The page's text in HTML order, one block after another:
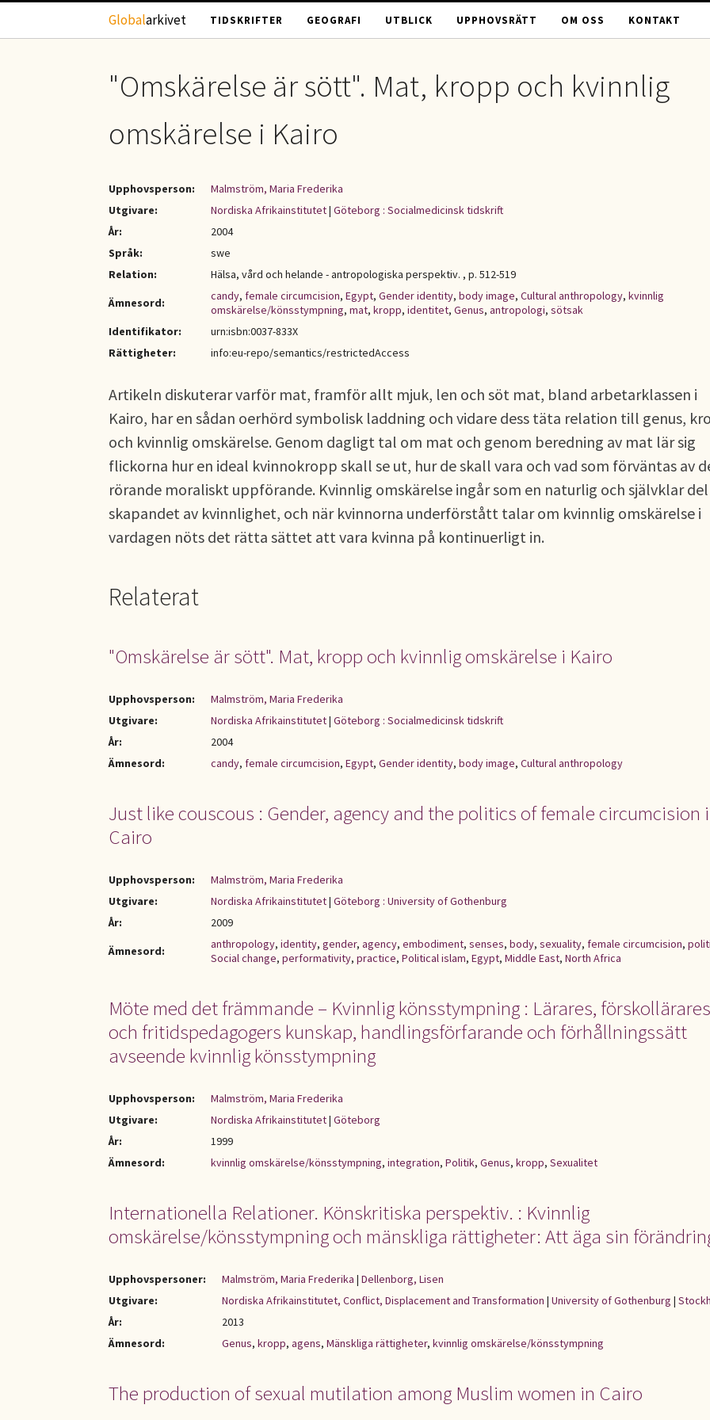
Hoppa till huvudinnehåll
Globalarkivet TIDSKRIFTER GEOGRAFI UTBLICK UPPHOVSRÄTT OM OSS KONTAKT
"Omskärelse är sött". Mat, kropp och kvinnlig
omskärelse i Kairo
Upphovsperson:
Malmström, Maria Frederika
Utgivare:
Nordiska Afrikainstitutet| Göteborg : Socialmedicinsk tidskrift
År:
2004
Språk:
swe
Relation:
Hälsa, vård och helande - antropologiska perspektiv. , p. 512-519
Ämnesord:
candy, female circumcision, Egypt, Gender identity, body image, Cultural anthropology, kvinnlig
omskärelse/könsstympning, mat, kropp, identitet, Genus, antropologi, sötsak
Identifikator:
urn:isbn:0037-833X
Rättigheter:
info:eu-repo/semantics/restrictedAccess
Artikeln diskuterar varför mat, framför allt mjuk, len och söt mat, bland arbetarklassen i
Kairo, har en sådan oerhörd symbolisk laddning och vidare dess täta relation till genus,
och kvinnlig omskärelse. Genom dagligt tal om mat och genom beredning av mat lär sig
flickorna hur en ideal kvinnokropp skall se ut, hur de skall vara och vad som förväntas av
rörande moraliskt uppförande. Kvinnlig omskärelse ingår som en naturlig och självklar del
skapandet av kvinnlighet, och när kvinnorna underförstått talar om kvinnlig omskärelse i
vardagen nöts det rätta sättet att vara kvinna på kontinuerligt in.
Relaterat
"Omskärelse är sött". Mat, kropp och kvinnlig omskärelse i Kairo
Upphovsperson:
Malmström, Maria Frederika
Utgivare:
Nordiska Afrikainstitutet| Göteborg : Socialmedicinsk tidskrift
År:
2004
Ämnesord:
candy, female circumcision, Egypt, Gender identity, body image, Cultural anthropology
Just like couscous : Gender, agency and the politics of female circumcision
Cairo
Upphovsperson:
Malmström, Maria Frederika
Utgivare:
Nordiska Afrikainstitutet| Göteborg : University of Gothenburg
År:
2009
Ämnesord:
anthropology, identity, gender, agency, embodiment, senses, body, sexuality, female circumcision,
Social change, performativity, practice, Political islam, Egypt, Middle East, North Africa
Möte med det främmande – Kvinnlig könsstympning : Lärares, förskollärares
och fritidspedagogers kunskap, handlingsförfarande och förhållningssätt
avseende kvinnlig könsstympning
Upphovsperson:
Malmström, Maria Frederika
Utgivare:
Nordiska Afrikainstitutet| Göteborg
År:
1999
Ämnesord:
kvinnlig omskärelse/könsstympning, integration, Politik, Genus, kropp, Sexualitet
Internationella Relationer. Könskritiska perspektiv. : Kvinnlig
omskärelse/könsstympning och mänskliga rättigheter: Att äga sin
Upphovspersoner: Malmström, Maria Frederika | Dellenborg, Lisen
Utgivare:
Nordiska Afrikainstitutet, Conflict, Displacement and Transformation | University of Gothenburg |
År:
2013
Ämnesord:
Genus, kropp, agens, Mänskliga rättigheter, kvinnlig omskärelse/könsstympning
The production of sexual mutilation among Muslim women in Cairo